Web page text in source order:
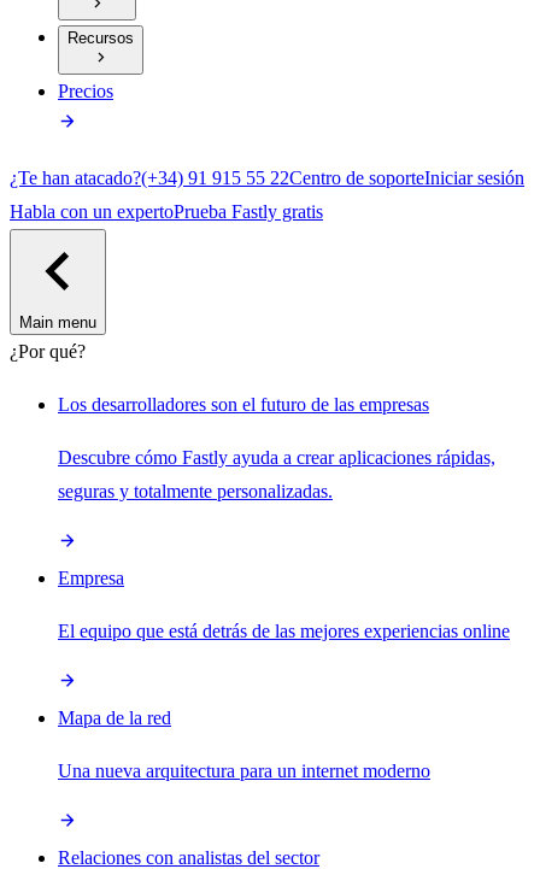
Recursos
Precios
¿Te han atacado?(+34) 91 915 55 22Centro de soporteIniciar sesión
Habla con un expertoPrueba Fastly gratis
Main menu
¿Por qué?
Los desarrolladores son el futuro de las empresas
Descubre cómo Fastly ayuda a crear aplicaciones rápidas,
seguras y totalmente personalizadas.
Empresa
El equipo que está detrás de las mejores experiencias online
Mapa de la red
Una nueva arquitectura para un internet moderno
Relaciones con analistas del sector